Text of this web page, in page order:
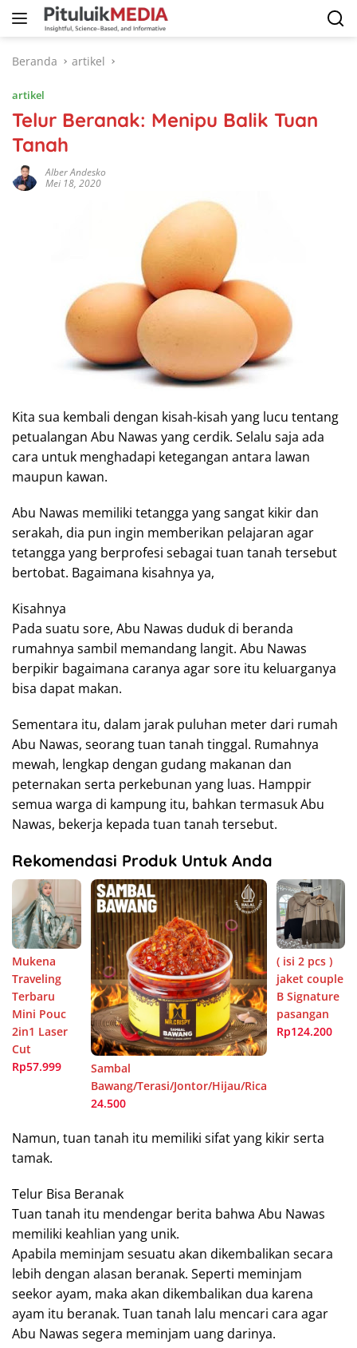
Langsung
Beranda
artikel
artikel
Telur Beranak: Menipu Balik Tuan
Tanah
Alber Andesko
Mei 18, 2020
Kita sua kembali dengan kisah-kisah yang lucu tentang
petualangan Abu Nawas yang cerdik. Selalu saja ada
cara untuk menghadapi ketegangan antara lawan
maupun kawan.
Abu Nawas memiliki tetangga yang sangat kikir dan
serakah, dia pun ingin memberikan pelajaran agar
tetangga yang berprofesi sebagai tuan tanah tersebut
bertobat. Bagaimana kisahnya ya,
Kisahnya
Pada suatu sore, Abu Nawas duduk di beranda
rumahnya sambil memandang langit. Abu Nawas
berpikir bagaimana caranya agar sore itu keluarganya
bisa dapat makan.
Sementara itu, dalam jarak puluhan meter dari rumah
Abu Nawas, seorang tuan tanah tinggal. Rumahnya
mewah, lengkap dengan gudang makanan dan
peternakan serta perkebunan yang luas. Hamppir
semua warga di kampung itu, bahkan termasuk Abu
Nawas, bekerja kepada tuan tanah tersebut.
Rekomendasi Produk Untuk Anda
Mukena
Traveling
Terbaru
Mini Pouc
2in1 Laser
Cut
Rp57.999
Sambal
Bawang/Terasi/Jontor/Hijau/Rica
24.500
( isi 2 pcs )
jaket couple
B Signature
pasangan
Rp124.200
Namun, tuan tanah itu memiliki sifat yang kikir serta
tamak.
Telur Bisa Beranak
Tuan tanah itu mendengar berita bahwa Abu Nawas
memiliki keahlian yang unik.
Apabila meminjam sesuatu akan dikembalikan secara
lebih dengan alasan beranak. Seperti meminjam
seekor ayam, maka akan dikembalikan dua karena
ayam itu beranak. Tuan tanah lalu mencari cara agar
Abu Nawas segera meminjam uang darinya.